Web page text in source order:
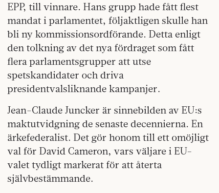
EPP, till vinnare. Hans grupp hade fått flest
mandat i parlamentet, följaktligen skulle han
bli ny kommissionsordförande. Detta enligt
den tolkning av det nya fördraget som fått
flera parlamentsgrupper att utse
spetskandidater och driva
presidentvalsliknande kampanjer.
Jean-Claude Juncker är sinnebilden av EU:s
maktutvidgning de senaste decennierna. En
ärkefederalist. Det gör honom till ett omöjligt
val för David Cameron, vars väljare i EU-
valet tydligt markerat för att återta
självbestämmande.